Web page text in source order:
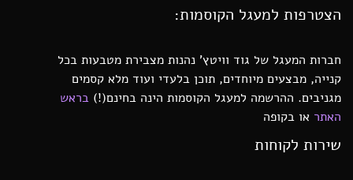
הצטרפות למעגל הקוסמות:
חברות המעגל של גוד וויטץ’ נהנות מצבירת מטבעות בכל
קנייה, מבצעים מיוחדים, תוכן בלעדי ועוד מלא קסמים
מגניבים. ההרשמה למעגל הקוסמות הינה בחינם(!) בראש
האתר או בקופה
שירות לקוחות